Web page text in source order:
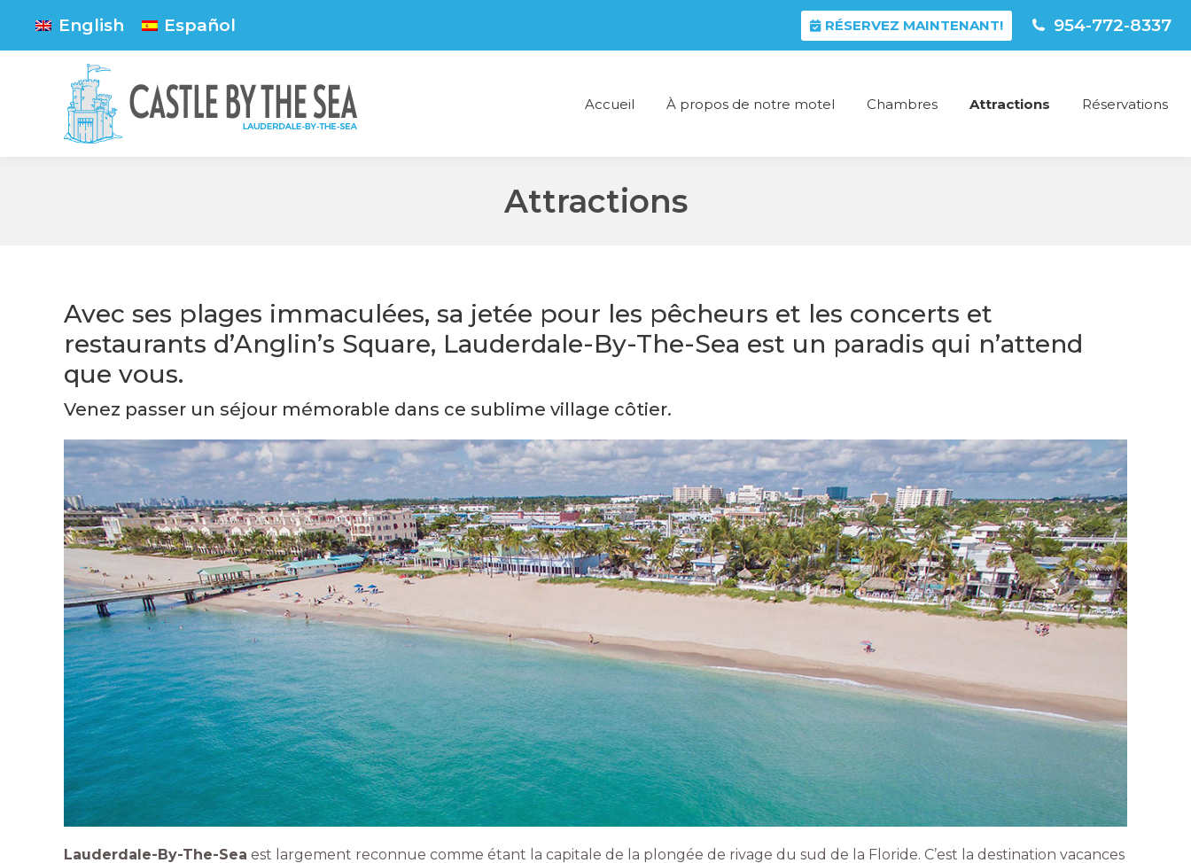
English Español RÉSERVEZ MAINTENANT! 954-772-8337
Accueil À propos de notre motel Chambres Attractions Réservations
Attractions
Avec ses plages immaculées, sa jetée pour les pêcheurs et les concerts et
restaurants d’Anglin’s Square, Lauderdale-By-The-Sea est un paradis qui n’attend
que vous.
Venez passer un séjour mémorable dans ce sublime village côtier.
Lauderdale-By-The-Sea est largement reconnue comme étant la capitale de la plongée de rivage du sud de la Floride. C’est la destination vacances